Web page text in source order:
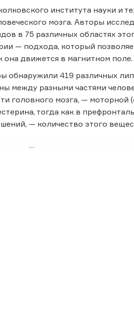
института науки и
мозга. Авторы
в 75 различных областях
— подхода, который
она движется в магнитном поле.
обнаружили 419 различных
между разными частями
головного мозга, —
тогда как в
— количество этого